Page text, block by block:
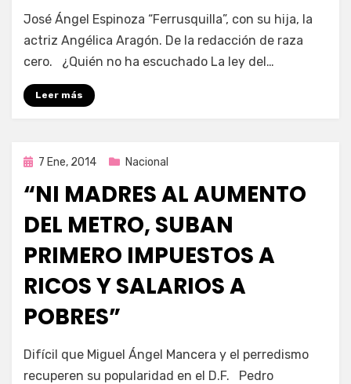
por Enrique
José Ángel Espinoza “Ferrusquilla”, con su hija, la
actriz Angélica Aragón. De la redacción de raza
cero. ¿Quién no ha escuchado La ley del…
Leer más
Publicada
7 Ene, 2014 Nacional
“NI MADRES AL AUMENTO
DEL METRO, SUBAN
PRIMERO IMPUESTOS A
RICOS Y SALARIOS A
POBRES”
por Enrique
Difícil que Miguel Ángel Mancera y el perredismo
recuperen su popularidad en el D.F. Pedro